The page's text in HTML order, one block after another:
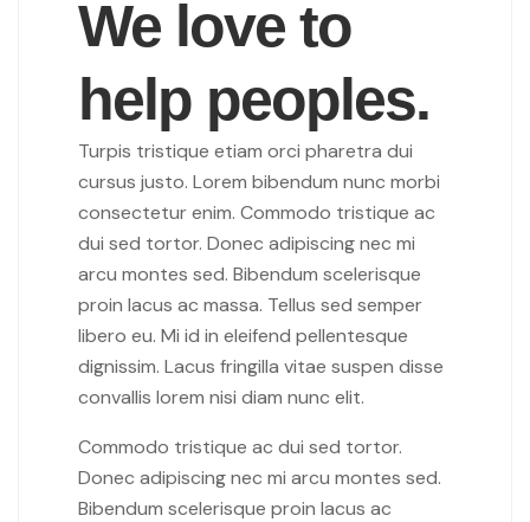
We love to
help peoples.
Turpis tristique etiam orci pharetra dui
cursus justo. Lorem bibendum nunc morbi
consectetur enim. Commodo tristique ac
dui sed tortor. Donec adipiscing nec mi
arcu montes sed. Bibendum scelerisque
proin lacus ac massa. Tellus sed semper
libero eu. Mi id in eleifend pellentesque
dignissim. Lacus fringilla vitae suspen disse
convallis lorem nisi diam nunc elit.
Commodo tristique ac dui sed tortor.
Donec adipiscing nec mi arcu montes sed.
Bibendum scelerisque proin lacus ac